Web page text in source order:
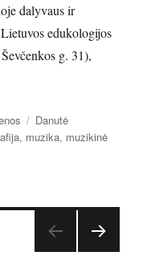
dalyvaus ir
edukologijos
g. 31),
Žymos
Danutė
, muzika, muzikinė